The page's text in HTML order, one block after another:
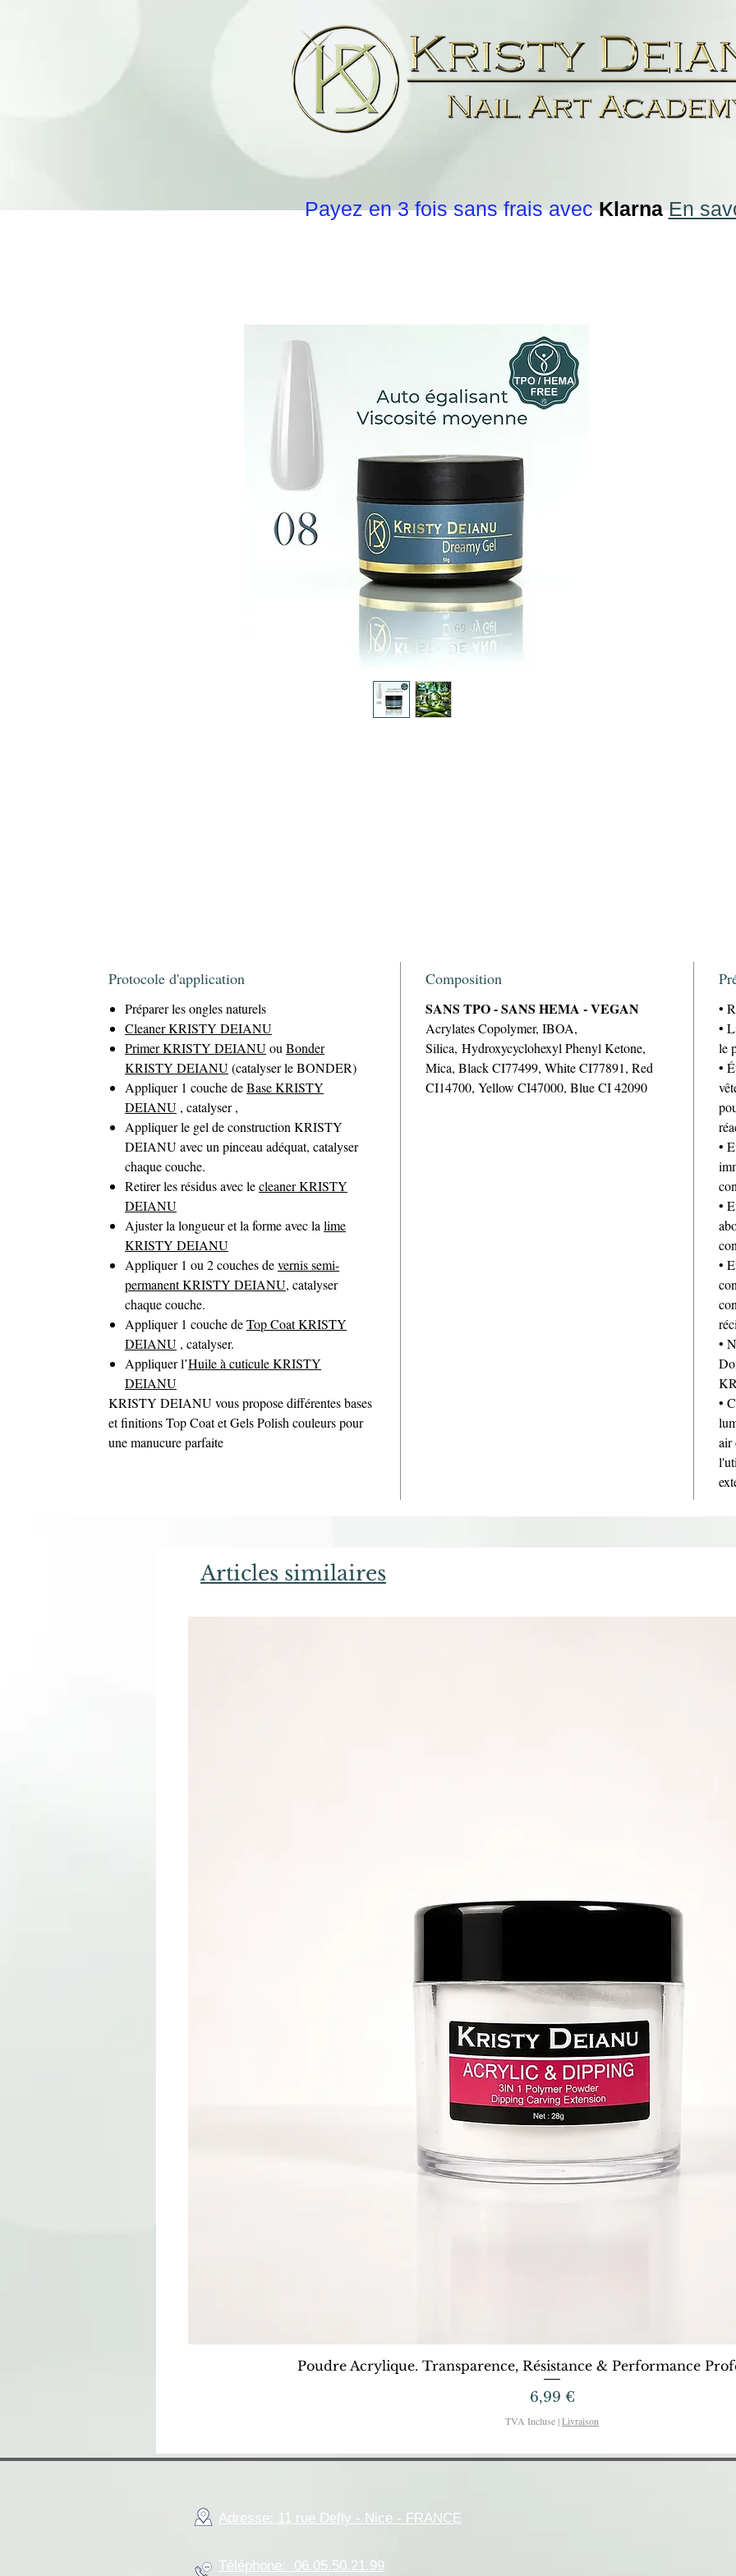
Protocole d'application
Préparer les ongles naturels
Cleaner KRISTY DEIANU
Primer KRISTY DEIANUouBonder
KRISTY DEIANU(catalyser le BONDER)
Appliquer 1 couche deBase KRISTY
DEIANU , catalyser ,
Appliquer le gel de construction KRISTY
DEIANU avec un pinceau adéquat, catalyser
chaque couche.
Retirer les résidus avec lecleaner KRISTY
DEIANU
Ajuster la longueur et la forme avec lalime
KRISTY DEIANU
Appliquer 1 ou 2 couches devernis semi-
permanent KRISTY DEIANU, catalyser
chaque couche.
Appliquer 1 couche deTop Coat KRISTY
DEIANU , catalyser.
Appliquer l’Huile à cuticule KRISTY
DEIANU
KRISTY DEIANU vous propose différentes bases
et finitions Top Coat et Gels Polish couleurs pour
une manucure parfaite
Composition
SANS TPO - SANS HEMA - VEGAN
Acrylates Copolymer, IBOA,
Silica, Hydroxycyclohexyl Phenyl Ketone,
Mica, Black CI77499, White CI77891, Red
CI14700, Yellow CI47000, Blue CI 42090
•
•
le
•
•
•
•
•
•
air
Payez en 3 fois sans frais avecKlarna En
Articles similaires
Aperçu rapide
Poudre Acrylique. Transparence, Résistance & Performance
Prix
6,99 €
TVA Incluse |Livraison
Adresse: 11 rue Defly - Nice - FRANCE
Téléphone: 06.05.50.21.99